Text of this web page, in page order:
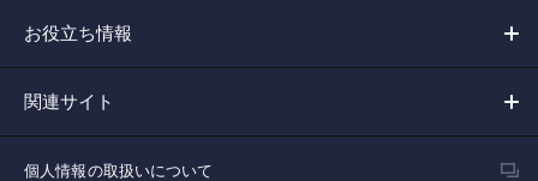
お役立ち情報
関連サイト
個人情報の取扱いについて